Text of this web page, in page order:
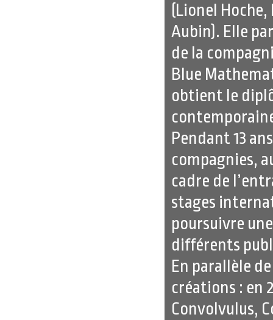
(Lionel
Aubin). Elle
de la
Blue
obtient le
Pendant 13
compagnies,
cadre de
stages
poursuivre
différents
En parallèle
créations : en
Convolvulus,